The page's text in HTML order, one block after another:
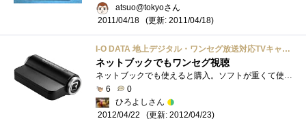
atsuo@tokyoさん
2011/04/18
(更新: 2011/04/18)
I-O DATA 地上デジタル・ワンセグ放送対応TVキャプチャBOX USBモデル GV-MVP/HZ3
ネットブックでもワンセグ視聴
ネットブックでも使えると購入。ソフトが重くて使ってません。地デジはもってのほか。やはりTVはTVが一番かと。録画用にと思いましたがパワー�...
6
0
ひろよしさん
2012/04/22
(更新: 2012/04/23)